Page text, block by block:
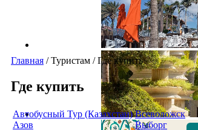
Главная /Туристам /Где купить
Где купить
Автобусный Тур (Казахстан)
Азов
Всеволожск
Выборг